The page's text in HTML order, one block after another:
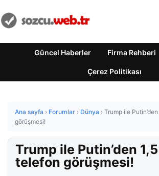
Güncel Haberler Firma Rehberi
Çerez Politikası
Ana sayfa › Forumlar › Dünya › Trump ile
görüşmesi!
Trump ile Putin’den
telefon görüşmesi!